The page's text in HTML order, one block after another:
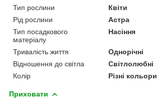
Тип рослини
Квіти
Рід рослини
Астра
Тип посадкового
матеріалу
Насіння
Тривалість життя
Однорічні
Відношення до світла
Світлолюбні
Колір
Різні кольори
Приховати